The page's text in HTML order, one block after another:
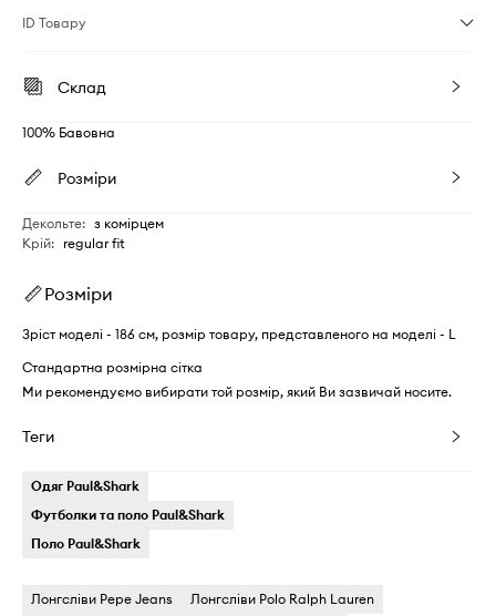
ID Товару
Склад
100% Бавовна
Розміри
Декольте: з комірцем
Крій: regular fit
Розміри
Зріст моделі - 186 см, розмір товару, представленого на моделі - L
Стандартна розмірна сітка
Ми рекомендуємо вибирати той розмір, який Ви зазвичай носите.
Теги
Одяг Paul&Shark
Футболки та поло Paul&Shark
Поло Paul&Shark
Лонгсліви Pepe Jeans Лонгсліви Polo Ralph Lauren